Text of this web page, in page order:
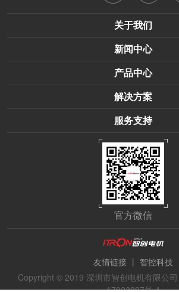
关于我们
新闻中心
产品中心
解决方案
服务支持
官方微信
友情链接 丨 智控科技
Copyright © 2019 深圳市智创电机有限公